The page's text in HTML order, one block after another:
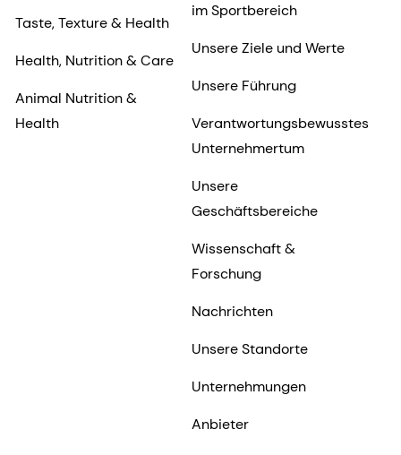
Taste, Texture & Health
Health, Nutrition & Care
Animal Nutrition &
Health
im Sportbereich
Unsere Ziele und Werte
Unsere Führung
Verantwortungsbewusstes
Unternehmertum
Unsere
Geschäftsbereiche
Wissenschaft &
Forschung
Nachrichten
Unsere Standorte
Unternehmungen
Anbieter